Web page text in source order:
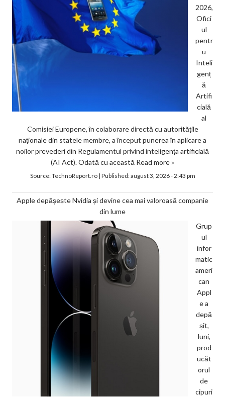
2026,
Ofici
ul
pentr
u
Inteli
genț
ă
Artifi
cială
al
Comisiei Europene, în colaborare directă cu autoritățile
naționale din statele membre, a început punerea în aplicare a
noilor prevederi din Regulamentul privind inteligența artificială
(AI Act). Odată cu această Read more »
Source:TechnoReport.ro| Published:august 3, 2026 - 2:43 pm
Apple depășește Nvidia și devine cea mai valoroasă companie
din lume
Grup
ul
infor
matic
ameri
can
Appl
e a
depă
șit,
luni,
prod
ucăt
orul
de
cipuri